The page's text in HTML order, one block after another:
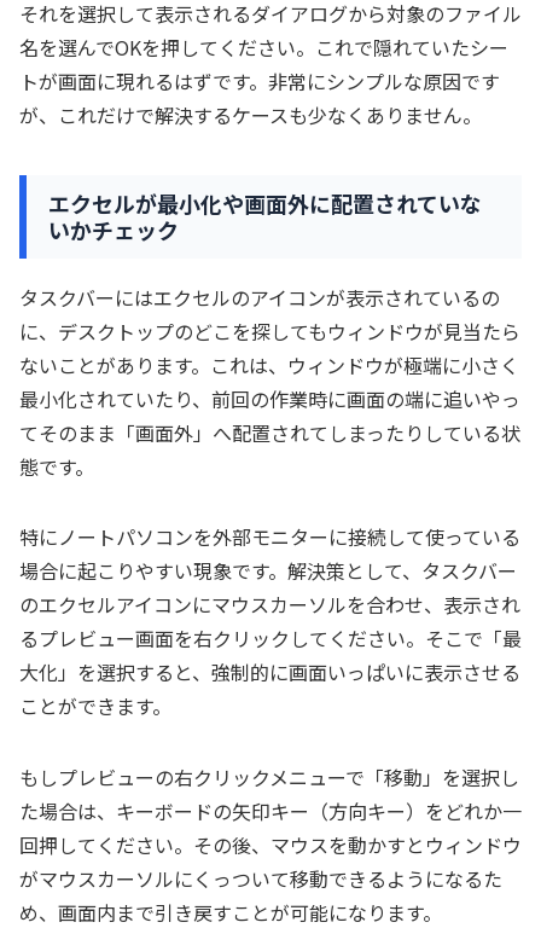
それを選択して表示されるダイアログから対象のファイル
名を選んでOKを押してください。これで隠れていたシー
トが画面に現れるはずです。非常にシンプルな原因です
が、これだけで解決するケースも少なくありません。
エクセルが最小化や画面外に配置されていな
いかチェック
タスクバーにはエクセルのアイコンが表示されているの
に、デスクトップのどこを探してもウィンドウが見当たら
ないことがあります。これは、ウィンドウが極端に小さく
最小化されていたり、前回の作業時に画面の端に追いやっ
てそのまま「画面外」へ配置されてしまったりしている状
態です。
特にノートパソコンを外部モニターに接続して使っている
場合に起こりやすい現象です。解決策として、タスクバー
のエクセルアイコンにマウスカーソルを合わせ、表示され
るプレビュー画面を右クリックしてください。そこで「最
大化」を選択すると、強制的に画面いっぱいに表示させる
ことができます。
もしプレビューの右クリックメニューで「移動」を選択し
た場合は、キーボードの矢印キー（方向キー）をどれか一
回押してください。その後、マウスを動かすとウィンドウ
がマウスカーソルにくっついて移動できるようになるた
め、画面内まで引き戻すことが可能になります。